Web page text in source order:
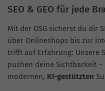
SEO & GEO für jede
Mit der OSG sicherst du dir
über Onlineshops bis zur
trifft auf Erfahrung: Unsere
pushen deine Sichtbarkeit
modernen, KI-gestützten